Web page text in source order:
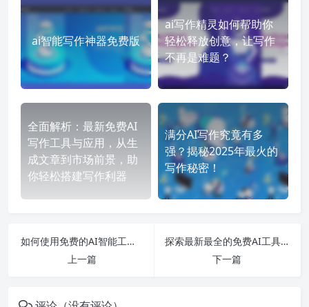
ai智能写作神器免费版
ai写作精灵如何帮助你
轻松释放创意，让写作
不再是难题？
全面解析：最新免费AI
写作工具与应用，从生
成文章到市场前景，助
你轻松搭建写作利器
满分AI写作究竟有多
强？揭秘2025年最火的
写作秘密！
如何使用免费的AI智能工具提升创作效率与效果，推荐十款热门软件解析
上一篇
探索最新最全的免费AI工具与软件，助你轻松写作、选股、作曲与图像生成！
下一篇